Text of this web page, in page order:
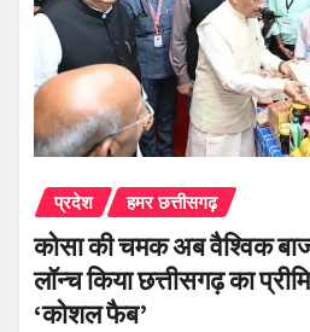
प्रदेश हमर छत्तीसगढ़
कोसा की चमक अब वैश्विक
लॉन्च किया छत्तीसगढ़ का
‘कोशल फैब’